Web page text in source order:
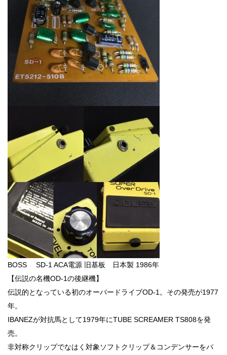
BOSS SD-1 ACA電源 旧基板 日本製 1986年
【伝説の名機OD-1の後継機】
伝説的となっている初のオーバードライブOD-1。その発売が1977
年。
IBANEZが対抗馬として1979年にTUBE SCREAMER TS808を発
売。
非対称クリップでなはく対象ソフトクリップ＆コンデンサーをパ